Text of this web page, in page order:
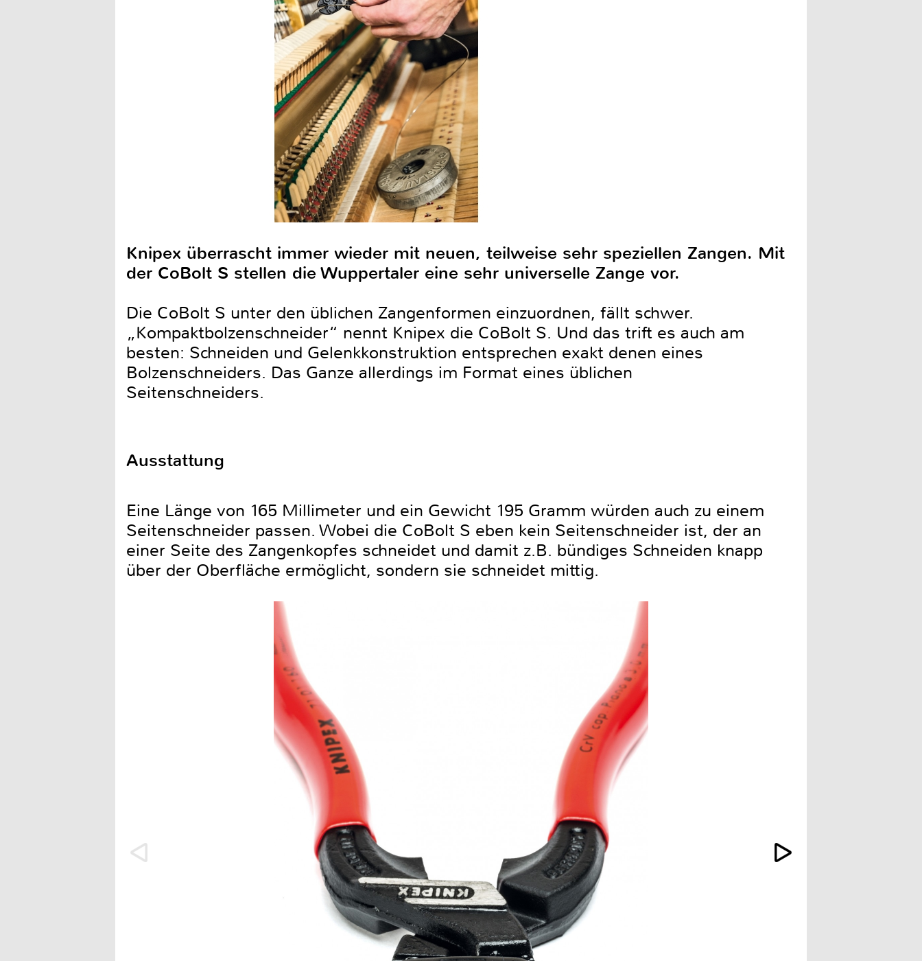
Knipex überrascht immer wieder mit neuen, teilweise sehr speziellen Zangen. Mit
der CoBolt S stellen die Wuppertaler eine sehr universelle Zange vor.
Die CoBolt S unter den üblichen Zangenformen einzuordnen, fällt schwer.
„Kompaktbolzenschneider“ nennt Knipex die CoBolt S. Und das trift es auch am
besten: Schneiden und Gelenkkonstruktion entsprechen exakt denen eines
Bolzenschneiders. Das Ganze allerdings im Format eines üblichen
Seitenschneiders.
Ausstattung
Eine Länge von 165 Millimeter und ein Gewicht 195 Gramm würden auch zu einem
Seitenschneider passen. Wobei die CoBolt S eben kein Seitenschneider ist, der an
einer Seite des Zangenkopfes schneidet und damit z.B. bündiges Schneiden knapp
über der Oberfläche ermöglicht, sondern sie schneidet mittig.